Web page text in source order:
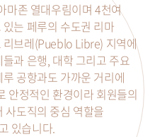
마존 열대우림이며 4천여
는 페루의 수도권 리마
리브레(Pueblo Libre) 지역에
과 은행, 대학 그리고 주요
공항과도 가까운 거리에
안정적인 환경이라 회원들의
사도직의 중심 역할을
있습니다.